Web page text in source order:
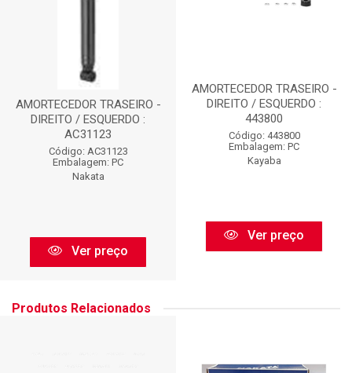
AMORTECEDOR TRASEIRO -
DIREITO / ESQUERDO :
AC31123
Código: AC31123
Embalagem: PC
Nakata
Ver preço
AMORTECEDOR TRASEIRO -
DIREITO / ESQUERDO :
443800
Código: 443800
Embalagem: PC
Kayaba
Ver preço
Produtos Relacionados